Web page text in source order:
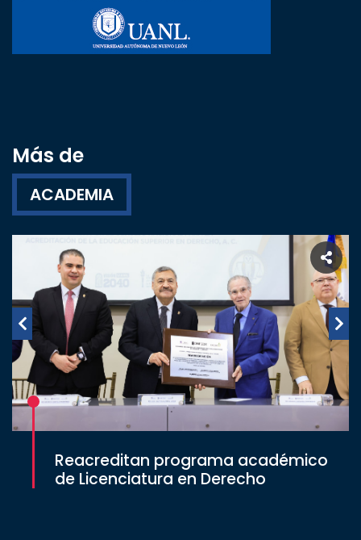
Más de
ACADEMIA
Reacreditan programa académico
de Licenciatura en Derecho